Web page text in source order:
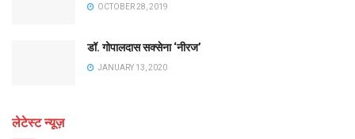
OCTOBER 28, 2019
डॉ. गोपालदास सक्सेना ‘नीरज’
JANUARY 13, 2020
लेटेस्ट न्यूज़